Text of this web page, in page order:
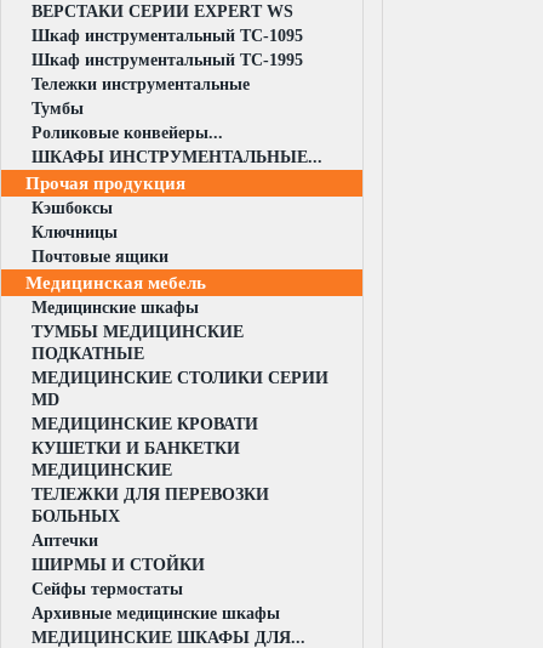
ВЕРСТАКИ СЕРИИ EXPERT WS
Шкаф инструментальный TC-1095
Шкаф инструментальный TC-1995
Тележки инструментальные
Тумбы
Роликовые конвейеры...
ШКАФЫ ИНСТРУМЕНТАЛЬНЫЕ...
Прочая продукция
Кэшбоксы
Ключницы
Почтовые ящики
Медицинская мебель
Медицинские шкафы
ТУМБЫ МЕДИЦИНСКИЕ
ПОДКАТНЫЕ
МЕДИЦИНСКИЕ СТОЛИКИ СЕРИИ
MD
МЕДИЦИНСКИЕ КРОВАТИ
КУШЕТКИ И БАНКЕТКИ
МЕДИЦИНСКИЕ
ТЕЛЕЖКИ ДЛЯ ПЕРЕВОЗКИ
БОЛЬНЫХ
Аптечки
ШИРМЫ И СТОЙКИ
Сейфы термостаты
Архивные медицинские шкафы
МЕДИЦИНСКИЕ ШКАФЫ ДЛЯ...